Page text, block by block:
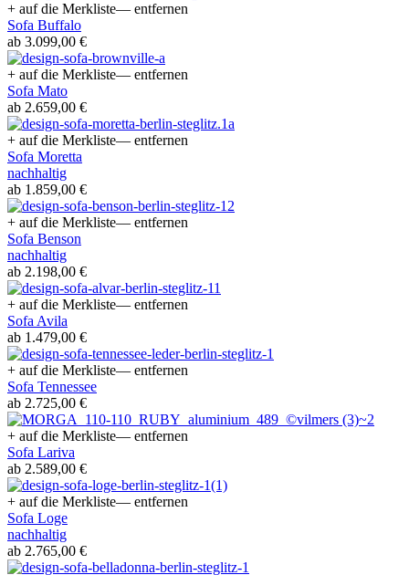
+ auf die Merkliste— entfernen
Sofa Buffalo
ab 3.099,00 €
+ auf die Merkliste— entfernen
Sofa Mato
ab 2.659,00 €
+ auf die Merkliste— entfernen
Sofa Moretta
nachhaltig
ab 1.859,00 €
+ auf die Merkliste— entfernen
Sofa Benson
nachhaltig
ab 2.198,00 €
+ auf die Merkliste— entfernen
Sofa Avila
ab 1.479,00 €
+ auf die Merkliste— entfernen
Sofa Tennessee
ab 2.725,00 €
+ auf die Merkliste— entfernen
Sofa Lariva
ab 2.589,00 €
+ auf die Merkliste— entfernen
Sofa Loge
nachhaltig
ab 2.765,00 €